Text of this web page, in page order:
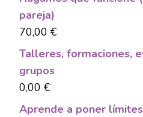
pareja)
70,00 €
Talleres, formaciones,
grupos
0,00 €
Aprende a poner